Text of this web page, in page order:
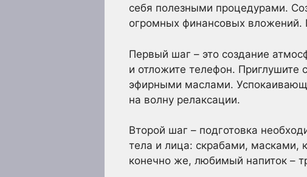
себя полезными процедурами.
огромных финансовых вложений.
Первый шаг – это создание
и отложите телефон. Приглушите
эфирными маслами.
на волну релаксации.
Второй шаг – подготовка
тела и лица: скрабами, масками,
конечно же, любимый напиток –